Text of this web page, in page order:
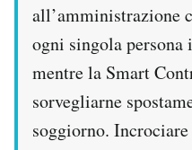
all’amministrazione
ogni singola persona
mentre la Smart
sorvegliarne
soggiorno.